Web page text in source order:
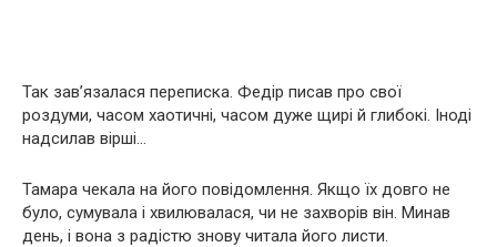
Так зав’язалася переписка. Федір писав про свої
роздуми, часом хаотичні, часом дуже щирі й глибокі. Іноді
надсилав вірші…
Тамара чекала на його повідомлення. Якщо їх довго не
було, сумувала і хвилювалася, чи не захворів він. Минав
день, і вона з радістю знову читала його листи.